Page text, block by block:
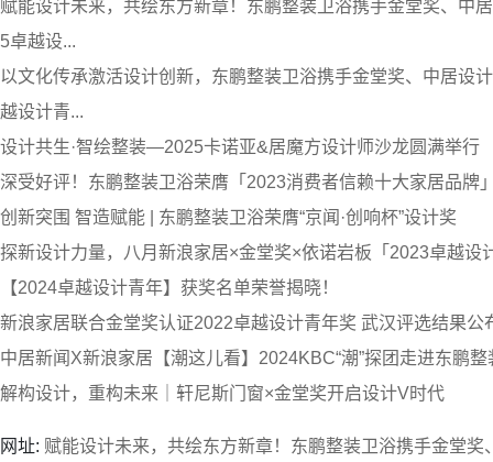
赋能设计未来，共绘东方新章！东鹏整装卫浴携手金堂奖、中
5卓越设...
以文化传承激活设计创新，东鹏整装卫浴携手金堂奖、中居设
越设计青...
设计共生·智绘整装—2025卡诺亚&居魔方设计师沙龙圆满举行
深受好评！东鹏整装卫浴荣膺「2023消费者信赖十大家居品牌
创新突围 智造赋能 | 东鹏整装卫浴荣膺“京闻·创响杯”设计奖
探新设计力量，八月新浪家居×金堂奖×依诺岩板「2023卓越设
【2024卓越设计青年】获奖名单荣誉揭晓！
新浪家居联合金堂奖认证2022卓越设计青年奖 武汉评选结果公
中居新闻X新浪家居【潮这儿看】2024KBC“潮”探团走进东鹏整
解构设计，重构未来｜轩尼斯门窗×金堂奖开启设计V时代
网址: 赋能设计未来，共绘东方新章！东鹏整装卫浴携手金堂奖